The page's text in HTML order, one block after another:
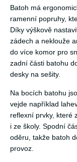
Batoh má
ramenní popruhy,
Díky výškově
zádech a neklouže
do více komor pro
zadní části batohu
desky na sešity.
Na bocích batohu
vejde například
reflexní prvky, které
i ze školy. Spodní
oděru, takže batoh
provoz.